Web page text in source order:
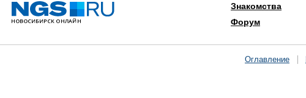
Знакомства
Форум
Оглавление